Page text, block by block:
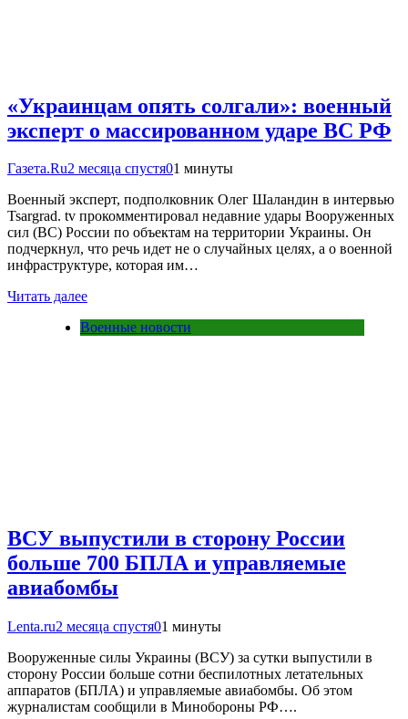
«Украинцам опять солгали»: военный
эксперт о массированном ударе ВС РФ
Газета.Ru2 месяца спустя01 минуты
Военный эксперт, подполковник Олег Шаландин в интервью
Tsargrad. tv прокомментировал недавние удары Вооруженных
сил (ВС) России по объектам на территории Украины. Он
подчеркнул, что речь идет не о случайных целях, а о военной
инфраструктуре, которая им…
Читать далее
Военные новости
ВСУ выпустили в сторону России
больше 700 БПЛА и управляемые
авиабомбы
Lenta.ru2 месяца спустя01 минуты
Вооруженные силы Украины (ВСУ) за сутки выпустили в
сторону России больше сотни беспилотных летательных
аппаратов (БПЛА) и управляемые авиабомбы. Об этом
журналистам сообщили в Минобороны РФ….